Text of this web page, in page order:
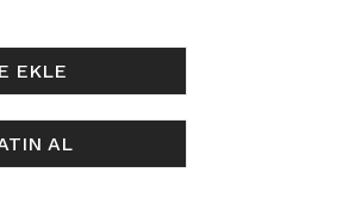
EKLE
AL